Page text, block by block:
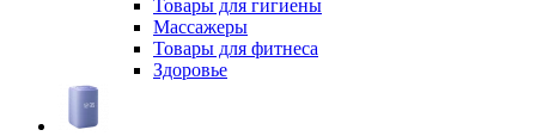
Товары для гигиены
Массажеры
Товары для фитнеса
Здоровье